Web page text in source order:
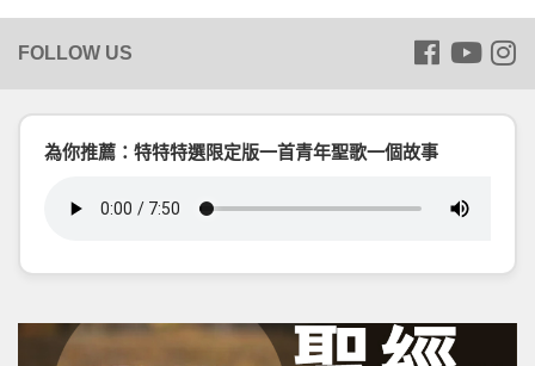
為你推薦：特特特選限定版一首青年聖歌一個故事